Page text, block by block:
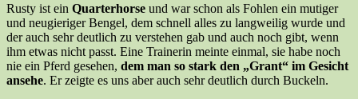
Rusty ist ein Quarterhorse und war schon als Fohlen ein mutiger
und neugieriger Bengel, dem schnell alles zu langweilig wurde und
der auch sehr deutlich zu verstehen gab und auch noch gibt, wenn
ihm etwas nicht passt. Eine Trainerin meinte einmal, sie habe noch
nie ein Pferd gesehen, dem man so stark den „Grant“ im Gesicht
ansehe. Er zeigte es uns aber auch sehr deutlich durch Buckeln.